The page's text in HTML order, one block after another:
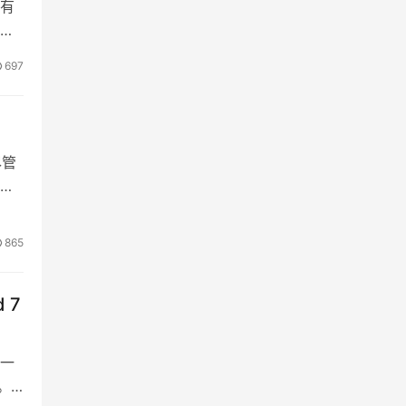
697
865
7